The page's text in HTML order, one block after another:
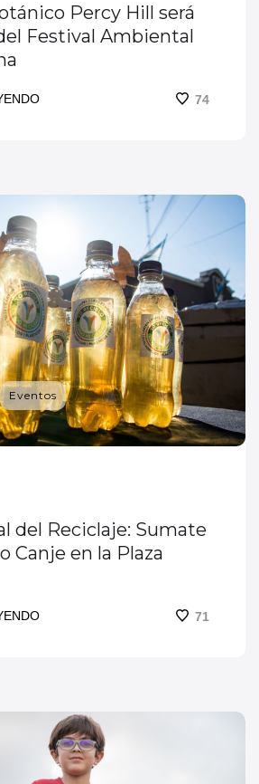
Percy Hill será
Festival Ambiental
74
Eventos
del Reciclaje: Sumate
Canje en la Plaza
71